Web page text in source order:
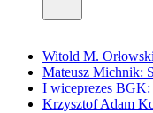
Witold M.
Mateusz Michnik:
I wiceprezes
Krzysztof Adam